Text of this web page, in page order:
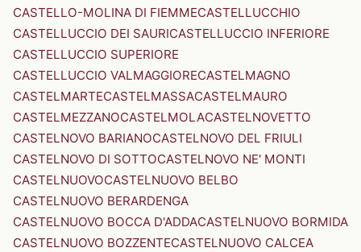
CASTELLO-MOLINA DI FIEMMECASTELLUCCHIO
CASTELLUCCIO DEI SAURICASTELLUCCIO INFERIORE
CASTELLUCCIO SUPERIORE
CASTELLUCCIO VALMAGGIORECASTELMAGNO
CASTELMARTECASTELMASSACASTELMAURO
CASTELMEZZANOCASTELMOLACASTELNOVETTO
CASTELNOVO BARIANOCASTELNOVO DEL FRIULI
CASTELNOVO DI SOTTOCASTELNOVO NE' MONTI
CASTELNUOVOCASTELNUOVO BELBO
CASTELNUOVO BERARDENGA
CASTELNUOVO BOCCA D'ADDACASTELNUOVO BORMIDA
CASTELNUOVO BOZZENTECASTELNUOVO CALCEA